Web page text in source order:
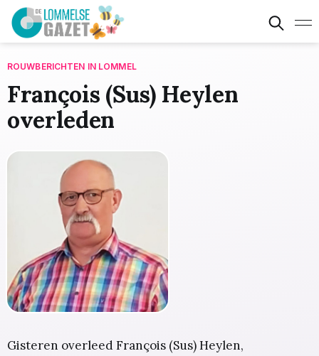
ROUWBERICHTEN IN LOMMEL
François (Sus) Heylen
overleden
Gisteren overleed François (Sus) Heylen,